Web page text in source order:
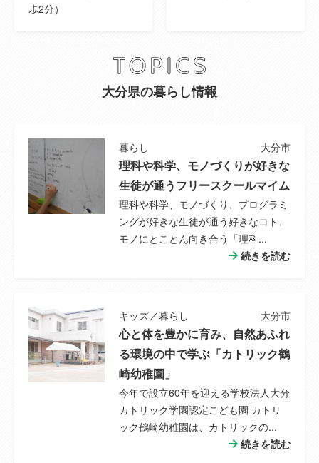
建築確認番号
平坦
その他一時金
小学校 桃園小学校
680m
中学校までの
距離
200m
接道状況
(道路の幅員)
北側 幅員約5.5mの市道に接道
オートバス、バス１坪以上、追焚機能、温水
洗浄便座、シャワー付洗面化粧台、３口以上
コンロ、ＩＨクッキングヒーター、システム
歩2分）
大分県の暮らし情報
暮らし 大分市
理科や科学、モノづくりが好きな
生徒が通うフリースクールマイム
理科や科学、モノづくり、プログラミ
ングが好きな生徒が通う好きなコト、
モノにとことん向き合う「理科...
続きを読む
キッズ／暮らし 大分市
心と体を豊かに育み、自然あふれ
る環境の中で学ぶ「カトリック鶴
崎幼稚園」
今年で設立60年を迎える学校法人大分
カトリック学園認定こども園 カトリ
ック鶴崎幼稚園は、カトリックの...
続きを読む